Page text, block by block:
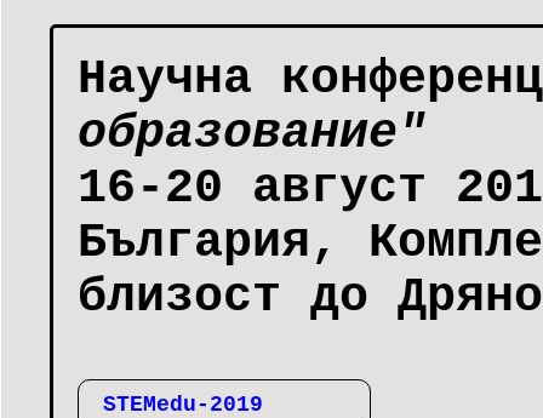
Научнa
образование"
16-20 август
България,
близост до
STEMedu-2019